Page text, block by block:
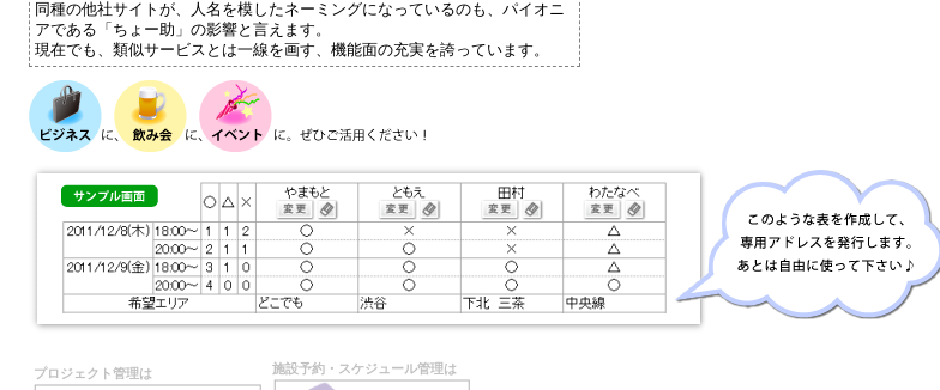
同種の他社サイトが、人名を模したネーミングになっているのも、パイオニ
アである「ちょー助」の影響と言えます。
現在でも、類似サービスとは一線を画す、機能面の充実を誇っています。
プロジェクト管理は 施設予約・スケジュール管理は